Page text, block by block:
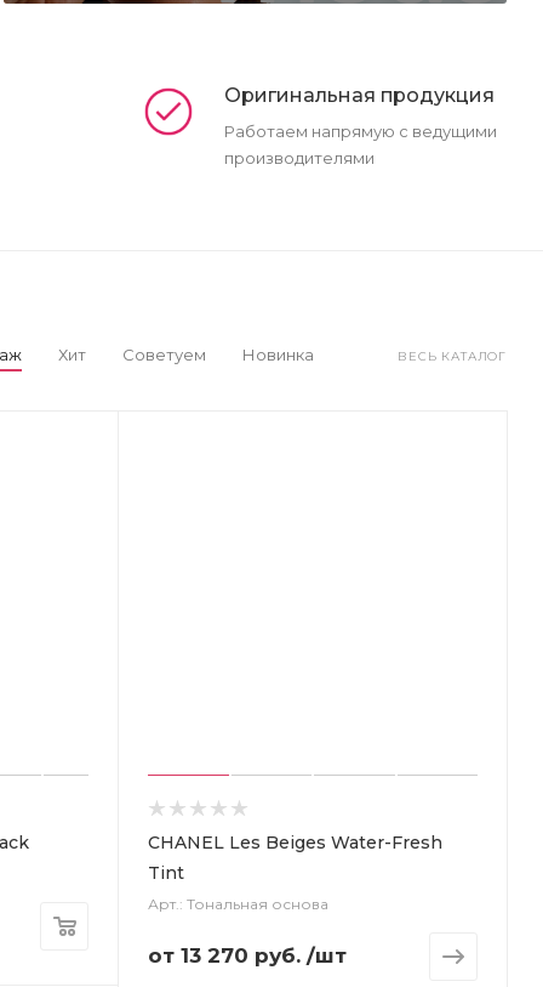
Оригинальная продукция
Работаем напрямую с ведущими
производителями
Хит Советуем Новинка ВЕСЬ КАТАЛОГ
CHANEL Les Beiges Water-Fresh
Tint
Арт.: Тональная основа
от 13 270 руб. /шт